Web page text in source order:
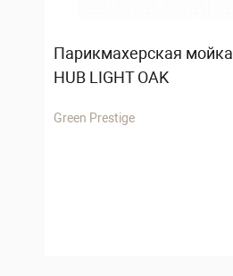
Парикмахерская мойка
HUB LIGHT OAK
Green Prestige